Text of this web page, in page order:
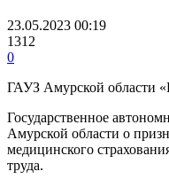
23.05.2023 00:19
1312
0
ГАУЗ Амурской области
Государственное
Амурской области о
медицинского
труда.